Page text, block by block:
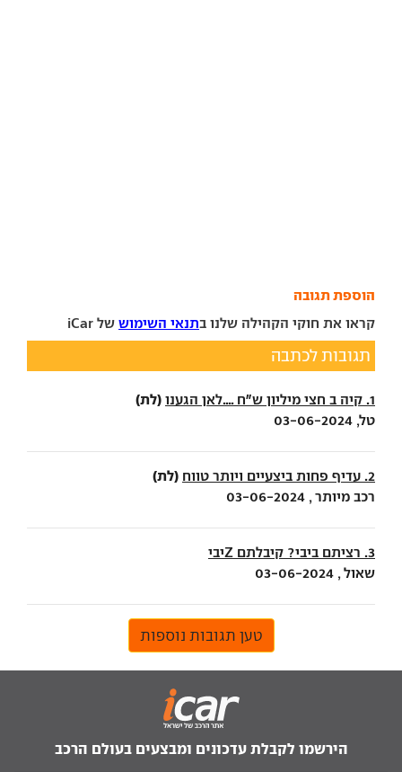
הוספת תגובה
קראו את חוקי הקהילה שלנו בתנאי השימוש של iCar
תגובות לכתבה
1. קיה ב חצי מיליון ש"ח ....לאן הגענו (לת)
טל, 03-06-2024
2. עדיף פחות ביצעיים ויותר טווח (לת)
רכב מיותר , 03-06-2024
3. רציתם ביבי? קיבלתם Zיבי
שאול , 03-06-2024
טען תגובות נוספות
הירשמו לקבלת עדכונים ומבצעים בעולם הרכב